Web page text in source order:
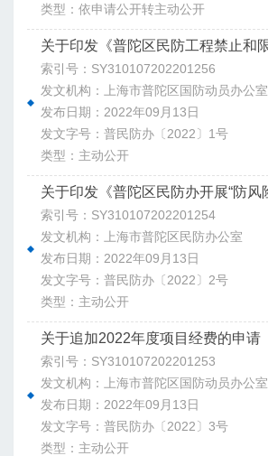
类型：依申请公开转主动公开
索引号：SY310107202201256
发文机构：上海市普陀区国防动员办公室
发布日期：2022年09月13日
发文字号：普民防办〔2022〕1号
类型：主动公开
索引号：SY310107202201254
发文机构：上海市普陀区民防办公室
发布日期：2022年09月13日
发文字号：普民防办〔2022〕2号
类型：主动公开
关于追加2022年度项目经费的申请
索引号：SY310107202201253
发文机构：上海市普陀区国防动员办公室
发布日期：2022年09月13日
发文字号：普民防办〔2022〕3号
类型：主动公开